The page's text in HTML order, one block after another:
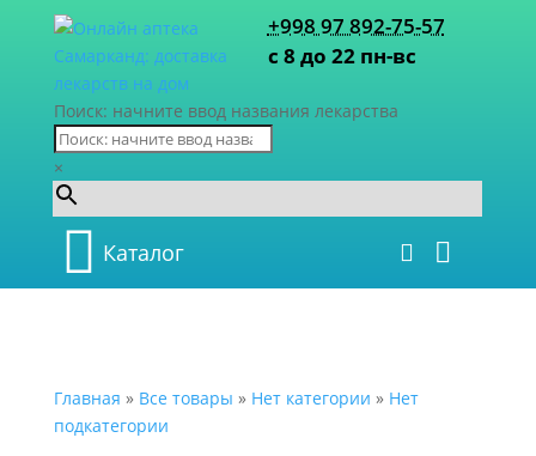
+998 97 892-75-57
с 8 до 22 пн-вс
Поиск: начните ввод названия лекарства
×
Каталог
Главная » Все товары » Нет категории » Нет
подкатегории